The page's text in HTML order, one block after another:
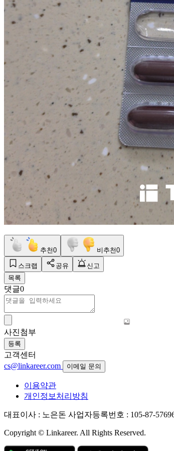
추천0 비추천0
스크랩 공유
신고
목록
댓글0
사진첨부
등록
고객센터
cs@linkareer.com
이메일 문의
이용약관
개인정보처리방침
대표이사 : 노은돈 사업자등록번호 : 105-87-
Copyright © Linkareer. All Rights Reserved.